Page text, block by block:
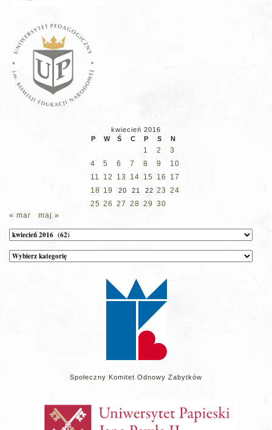
kwiecień 2016
P
W Ś C P S N
1 2
3
4
5 6 7 8 9
10
11
12 13 14 15 16
17
18 19 20 21 22 23 24
25 26 27 28 29 30
« mar
maj »
Archiwum
Kategorie
wpisów
Społeczny Komitet Odnowy Zabytków